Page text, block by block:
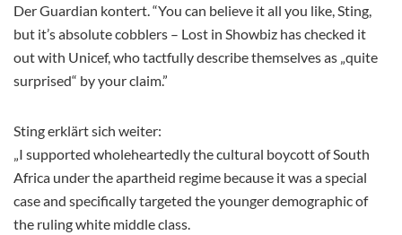
Der Guardian kontert. “You can believe it all you like, Sting,
but it’s absolute cobblers – Lost in Showbiz has checked it
out with Unicef, who tactfully describe themselves as „quite
surprised“ by your claim.”
Sting erklärt sich weiter:
„I supported wholeheartedly the cultural boycott of South
Africa under the apartheid regime because it was a special
case and specifically targeted the younger demographic of
the ruling white middle class.